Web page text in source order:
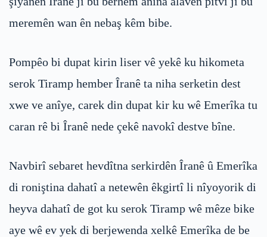
meremên wan ên nebaş kêm bibe.
Pompêo bi dupat kirin liser vê yekê ku hikometa
serok Tiramp hember Îranê ta niha serketin dest
xwe ve anîye, carek din dupat kir ku wê Emerîka tu
caran rê bi Îranê nede çekê navokî destve bîne.
Navbirî sebaret hevdîtna serkirdên Îranê û Emerîka
di roniştina dahatî a netewên êkgirtî li nîyoyorik di
heyva dahatî de got ku serok Tiramp wê mêze bike
aye wê ev yek di berjewenda xelkê Emerîka de be